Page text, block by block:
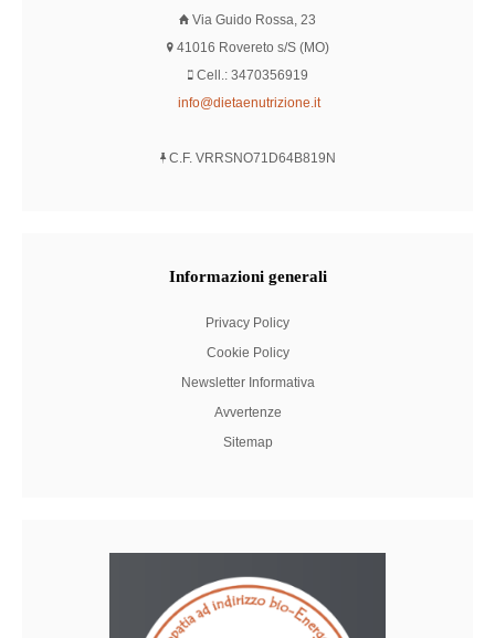
Via Guido Rossa, 23
41016 Rovereto s/S (MO)
Cell.: 3470356919
info@dietaenutrizione.it
C.F. VRRSNO71D64B819N
Informazioni generali
Privacy Policy
Cookie Policy
Newsletter Informativa
Avvertenze
Sitemap